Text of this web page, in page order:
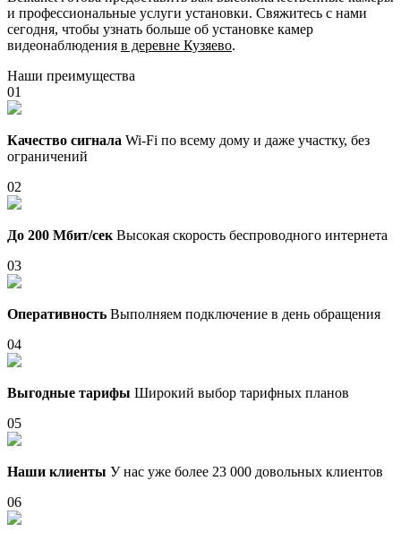
и профессиональные услуги установки. Свяжитесь с нами
сегодня, чтобы узнать больше об установке камер
видеонаблюдения в деревне Кузяево.
Наши преимущества
01
Качество сигнала Wi-Fi по всему дому и даже участку, без
ограничений
02
До 200 Мбит/сек Высокая скорость беспроводного интернета
03
Оперативность Выполняем подключение в день обращения
04
Выгодные тарифы Широкий выбор тарифных планов
05
Наши клиенты У нас уже более 23 000 довольных клиентов
06